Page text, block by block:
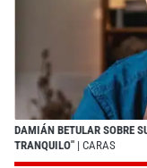
DAMIÁN BETULAR SOBRE
TRANQUILO" | CARAS